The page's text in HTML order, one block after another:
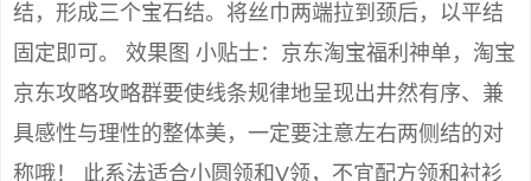
结，形成三个宝石结。将丝巾两端拉到颈后，以平结
固定即可。 效果图 小贴士：京东淘宝福利神单，淘宝
京东攻略攻略群要使线条规律地呈现出井然有序、兼
具感性与理性的整体美，一定要注意左右两侧结的对
称哦！ 此系法适合小圆领和V领，不宜配方领和衬衫